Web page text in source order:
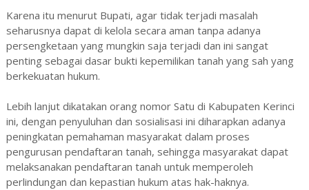
Karena itu menurut Bupati, agar tidak terjadi masalah
seharusnya dapat di kelola secara aman tanpa adanya
persengketaan yang mungkin saja terjadi dan ini sangat
penting sebagai dasar bukti kepemilikan tanah yang sah yang
berkekuatan hukum.
Lebih lanjut dikatakan orang nomor Satu di Kabupaten Kerinci
ini, dengan penyuluhan dan sosialisasi ini diharapkan adanya
peningkatan pemahaman masyarakat dalam proses
pengurusan pendaftaran tanah, sehingga masyarakat dapat
melaksanakan pendaftaran tanah untuk memperoleh
perlindungan dan kepastian hukum atas hak-haknya.